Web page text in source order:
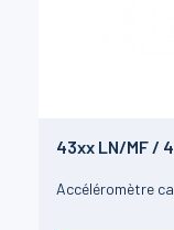
43xx LN/MF /
Accéléromètre